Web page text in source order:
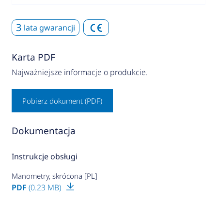
3 lata gwarancji
Karta PDF
Najważniejsze informacje o produkcie.
Pobierz dokument (PDF)
Dokumentacja
Instrukcje obsługi
Manometry, skrócona [PL]
PDF (0.23 MB)